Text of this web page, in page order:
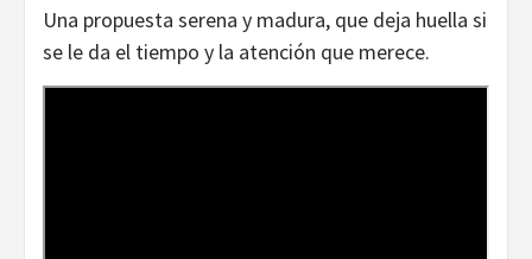
Una propuesta serena y madura, que deja huella si
se le da el tiempo y la atención que merece.